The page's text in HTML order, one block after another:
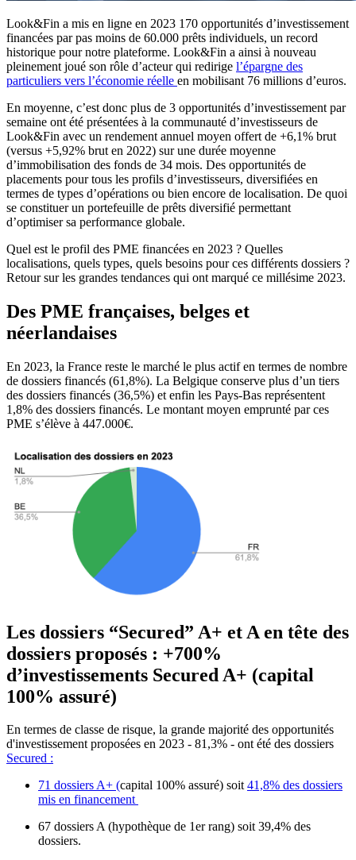
Look&Fin a mis en ligne en 2023 170 opportunités d’investissement
financées par pas moins de 60.000 prêts individuels, un record
historique pour notre plateforme. Look&Fin a ainsi à nouveau
pleinement joué son rôle d’acteur qui redirige l’épargne des
particuliers vers l’économie réelle en mobilisant 76 millions d’euros.
En moyenne, c’est donc plus de 3 opportunités d’investissement par
semaine ont été présentées à la communauté d’investisseurs de
Look&Fin avec un rendement annuel moyen offert de +6,1% brut
(versus +5,92% brut en 2022) sur une durée moyenne
d’immobilisation des fonds de 34 mois. Des opportunités de
placements pour tous les profils d’investisseurs, diversifiées en
termes de types d’opérations ou bien encore de localisation. De quoi
se constituer un portefeuille de prêts diversifié permettant
d’optimiser sa performance globale.
Quel est le profil des PME financées en 2023 ? Quelles
localisations, quels types, quels besoins pour ces différents dossiers ?
Retour sur les grandes tendances qui ont marqué ce millésime 2023.
Des PME françaises, belges et
néerlandaises
En 2023, la France reste le marché le plus actif en termes de nombre
de dossiers financés (61,8%). La Belgique conserve plus d’un tiers
des dossiers financés (36,5%) et enfin les Pays-Bas représentent
1,8% des dossiers financés. Le montant moyen emprunté par ces
PME s’élève à 447.000€.
Les dossiers “Secured” A+ et A en tête des
dossiers proposés : +700%
d’investissements Secured A+ (capital
100% assuré)
En termes de classe de risque, la grande majorité des opportunités
d'investissement proposées en 2023 - 81,3% - ont été des dossiers
Secured :
71 dossiers A+ (capital 100% assuré) soit41,8% des dossiers
mis en financement
67 dossiers A (hypothèque de 1er rang) soit 39,4% des
dossiers.